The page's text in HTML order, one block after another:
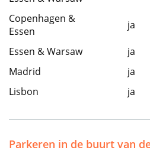
Copenhagen &
Essen
ja
Essen & Warsaw ja
Madrid
ja
Lisbon
ja
Parkeren in de buurt van